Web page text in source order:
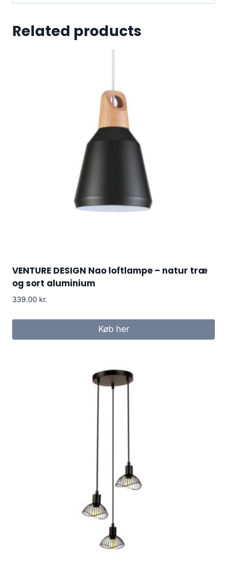
Related products
VENTURE DESIGN Nao loftlampe – natur træ
og sort aluminium
339.00 kr.
Køb her